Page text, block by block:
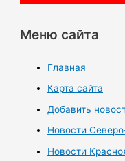
Меню сайта
Главная
Карта сайта
Добавить
Новости
Новости